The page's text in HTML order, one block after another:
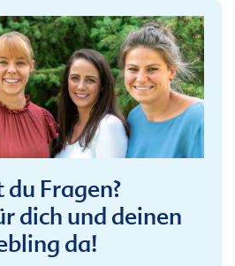
du Fragen?
dich und deinen
da!